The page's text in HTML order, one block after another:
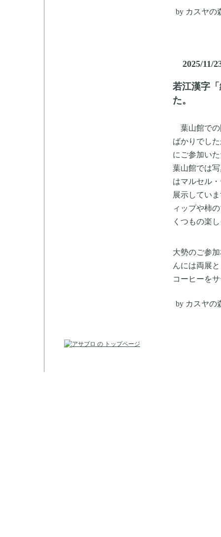
by カスヤの
若江漢字
た。
2025/11/
葉山館での
ばかりでし
にご参加い
葉山館では
はマルセル
展示してい
ィップや柿
くつもの楽
大勢のご参
んには両展
コーヒーを
by カスヤの